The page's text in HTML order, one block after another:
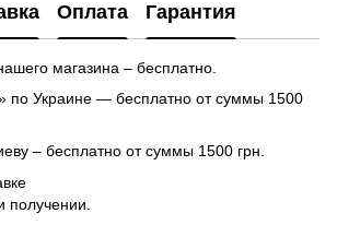
Оплата Гарантия
магазина – бесплатно.
по Украине — бесплатно от суммы 1500
– бесплатно от суммы 1500 грн.